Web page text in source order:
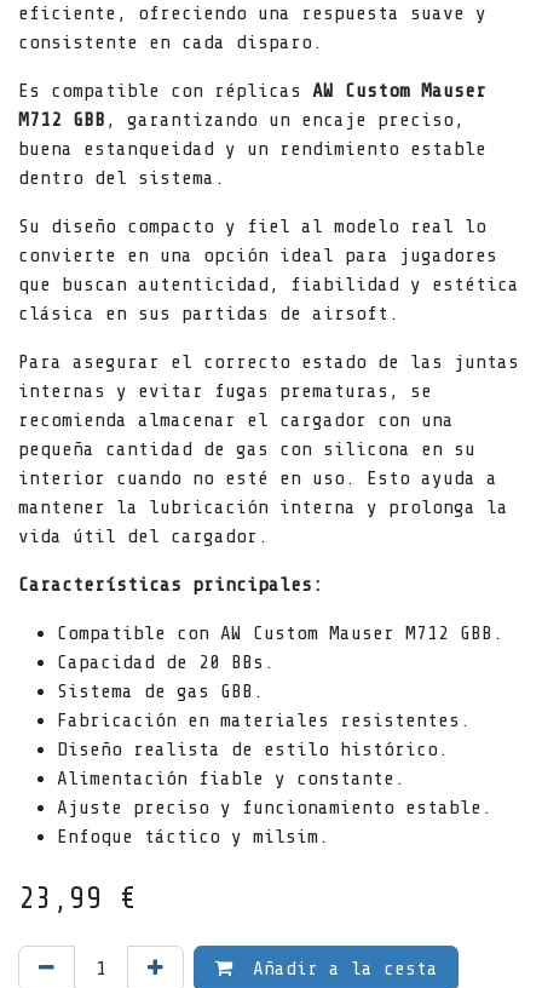
eficiente, ofreciendo una respuesta suave y
consistente en cada disparo.
Es compatible con réplicas AW Custom Mauser
M712 GBB , garantizando un encaje preciso,
buena estanqueidad y un rendimiento estable
dentro del sistema.
Su diseño compacto y fiel al modelo real lo
convierte en una opción ideal para jugadores
que buscan autenticidad, fiabilidad y estética
clásica en sus partidas de airsoft.
Para asegurar el correcto estado de las juntas
internas y evitar fugas prematuras, se
recomienda almacenar el cargador con una
pequeña cantidad de gas con silicona en su
interior cuando no esté en uso. Esto ayuda a
mantener la lubricación interna y prolonga la
vida útil del cargador.
Características principales:
Compatible con AW Custom Mauser M712 GBB.
Capacidad de 20 BBs.
Sistema de gas GBB.
Fabricación en materiales resistentes.
Diseño realista de estilo histórico.
Alimentación fiable y constante.
Ajuste preciso y funcionamiento estable.
Enfoque táctico y milsim.
23,99 €
Añadir a la cesta